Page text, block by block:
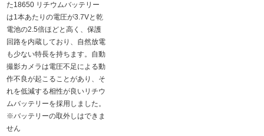
た18650 リチウムバッテリー
は1本あたりの電圧が3.7Vと乾
電池の2.5倍ほどと高く、保護
回路を内蔵しており、自然放電
も少ない特長を持ちます。自動
撮影カメラは電圧不足による動
作不良が起こることがあり、そ
れを低減する相性が良いリチウ
ムバッテリーを採用しました。
※バッテリーの取外しはできま
せん